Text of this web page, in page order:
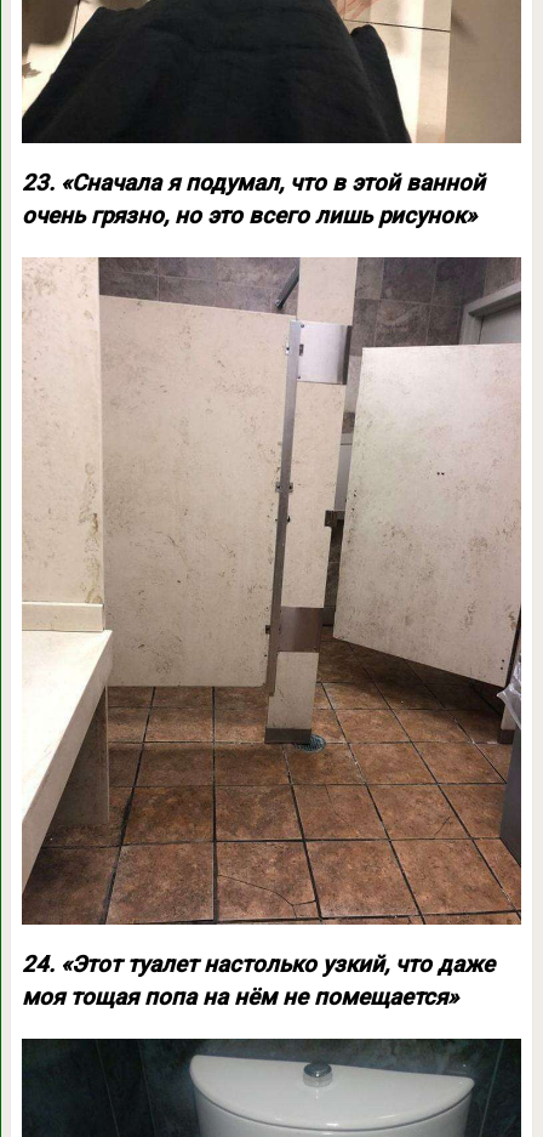
23. «Сначала я подумал, что в этой ванной
очень грязно, но это всего лишь рисунок»
24. «Этот туалет настолько узкий, что даже
моя тощая попа на нём не помещается»